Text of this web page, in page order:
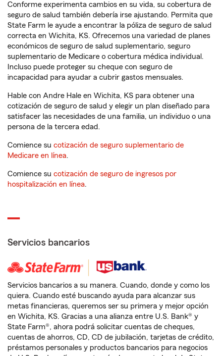
Conforme experimenta cambios en su vida, su cobertura de
seguro de salud también debería irse ajustando. Permita que
State Farm le ayude a encontrar la póliza de seguro de salud
correcta en Wichita, KS. Ofrecemos una variedad de planes
económicos de seguro de salud suplementario, seguro
suplementario de Medicare o cobertura médica individual.
Incluso puede proteger su cheque con seguro de
incapacidad para ayudar a cubrir gastos mensuales.
Hable con Andre Hale en Wichita, KS para obtener una
cotización de seguro de salud y elegir un plan diseñado para
satisfacer las necesidades de una familia, un individuo o una
persona de la tercera edad.
Comience su cotización de seguro suplementario de
Medicare en línea.
Comience su cotización de seguro de ingresos por
hospitalización en línea.
Servicios bancarios
Servicios bancarios a su manera. Cuando, donde y como los
quiera. Cuando esté buscando ayuda para alcanzar sus
metas financieras, queremos ser su primera y mejor opción
en Wichita, KS. Gracias a una alianza entre U.S. Bank® y
State Farm®, ahora podrá solicitar cuentas de cheques,
cuentas de ahorros, CD, CD de jubilación, tarjetas de crédito,
préstamos personales y productos bancarios para negocios